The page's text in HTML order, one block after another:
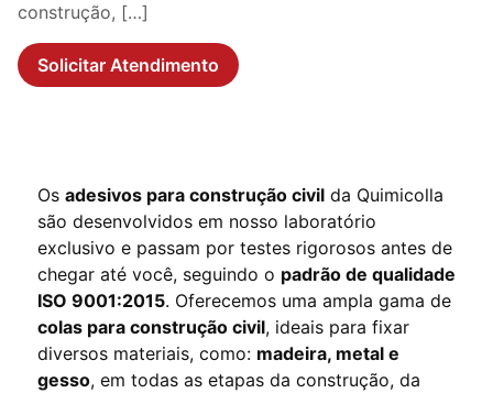
construção, […]
Solicitar Atendimento
Os adesivos para construção civil da Quimicolla
são desenvolvidos em nosso laboratório
exclusivo e passam por testes rigorosos antes de
chegar até você, seguindo o padrão de qualidade
ISO 9001:2015. Oferecemos uma ampla gama de
colas para construção civil, ideais para fixar
diversos materiais, como: madeira, metal e
gesso, em todas as etapas da construção, da